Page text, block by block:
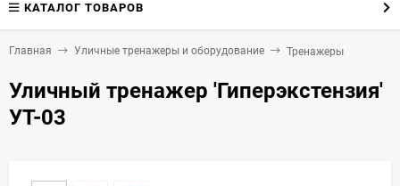
КАТАЛОГ ТОВАРОВ
Главная Уличные тренажеры и оборудование Тренажеры
Уличный тренажер 'Гиперэкстензия'
УТ-03